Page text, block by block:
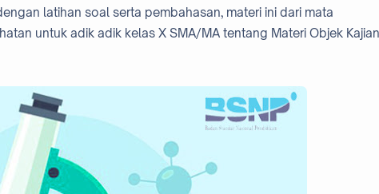
latihan soal serta pembahasan, materi ini dari mata
untuk adik adik kelas X SMA/MA tentang Materi Objek Kajian